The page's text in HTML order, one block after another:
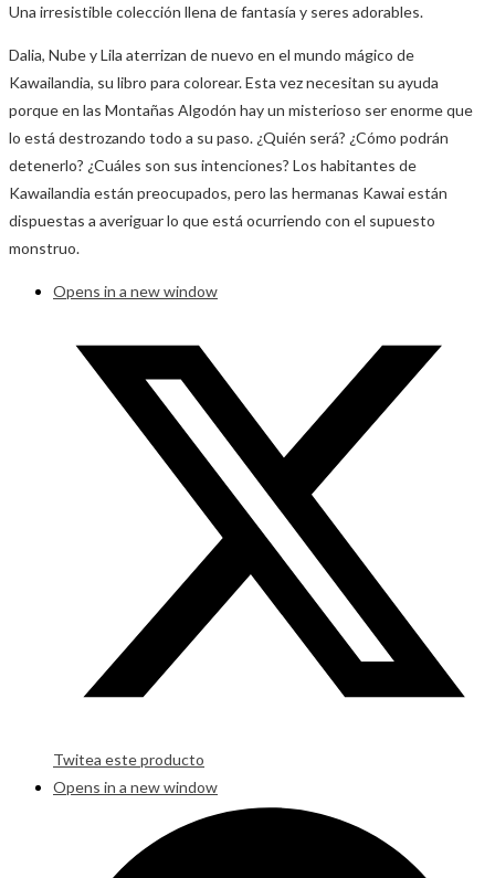
Una irresistible colección llena de fantasía y seres adorables.
Dalia, Nube y Lila aterrizan de nuevo en el mundo mágico de
Kawailandia, su libro para colorear. Esta vez necesitan su ayuda
porque en las Montañas Algodón hay un misterioso ser enorme que
lo está destrozando todo a su paso. ¿Quién será? ¿Cómo podrán
detenerlo? ¿Cuáles son sus intenciones? Los habitantes de
Kawailandia están preocupados, pero las hermanas Kawai están
dispuestas a averiguar lo que está ocurriendo con el supuesto
monstruo.
Opens in a new window
Twitea este producto
Opens in a new window